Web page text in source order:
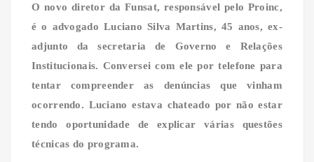
O novo diretor da Funsat, responsável pelo Proinc,
é o advogado Luciano Silva Martins, 45 anos, ex-
adjunto da secretaria de Governo e Relações
Institucionais. Conversei com ele por telefone para
tentar compreender as denúncias que vinham
ocorrendo. Luciano estava chateado por não estar
tendo oportunidade de explicar várias questões
técnicas do programa.